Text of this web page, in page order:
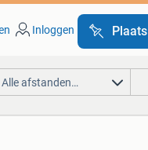
Inloggen
Alle afstanden…